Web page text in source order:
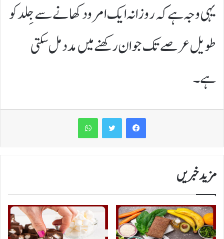
یہی وجہ ہے کہ روزانہ ایک امرود کھانے سے جِلد کو
طویل عرصے تک جوان رکھنے میں مدد مل سکتی
ہے۔
WhatsApp
مزید خبریں